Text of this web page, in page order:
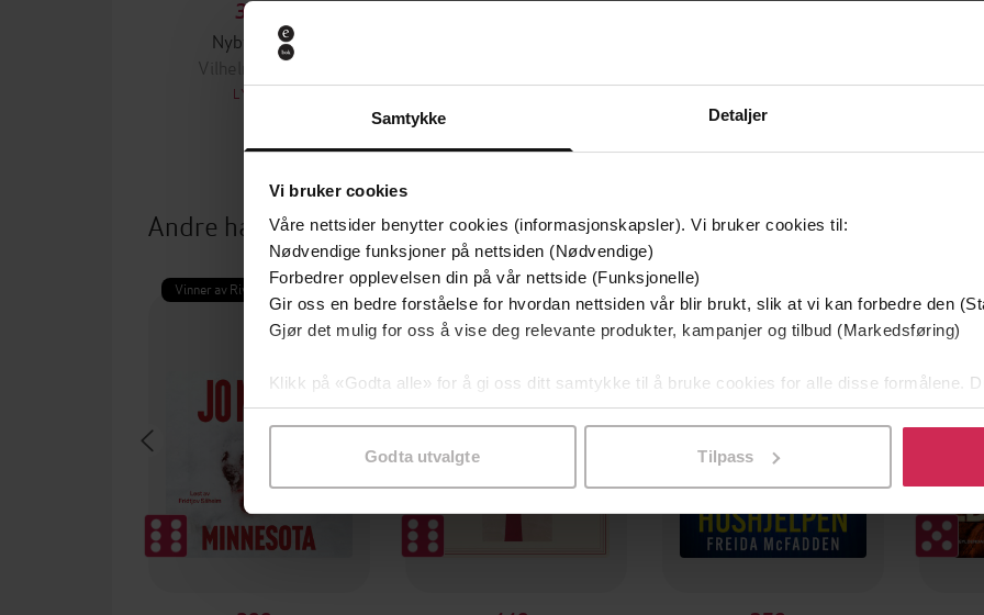
Samtykke Detaljer
Vi bruker cookies
Våre nettsider benytter cookies (informasjonskapsler). Vi bruker cookies til:
Nødvendige funksjoner på nettsiden (Nødvendige)
Forbedrer opplevelsen din på vår nettside (Funksjonelle)
Gir oss en bedre forståelse for hvordan nettsiden vår blir brukt, slik at vi kan forbedre den
Gjør det mulig for oss å vise deg relevante produkter, kampanjer og tilbud (Markedsføring)
Klikk på «Godta alle» for å gi oss ditt samtykke til å bruke cookies for alle disse formålene.
samtykke til spesifikke formål ved å klikke på «Tilpass». Du kan når som helst trekke
Godta utvalgte Tilpass
399,-
Nybyggerne
Vilhelm Moberg
LYDBOK
Andre har også kjøpt
Vinner av Rivertonprisen Boka bak filmen